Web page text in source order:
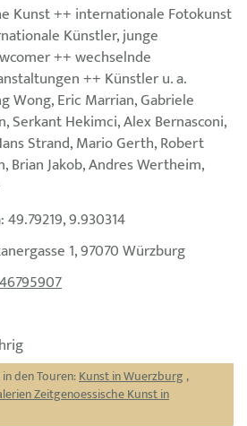
Kunst ++ internationale Fotokunst
Künstler, junge
++ wechselnde
++ Künstler u. a.
Wong, Eric Marrian, Gabriele
Serkant Hekimci, Alex Bernasconi,
Strand, Mario Gerth, Robert
Brian Jakob, Andres Wertheim,
: 49.79219, 9.930314
1, 97070 Würzburg
den Touren:Kunst in Wuerzburg ,
Zeitgenoessische Kunst in